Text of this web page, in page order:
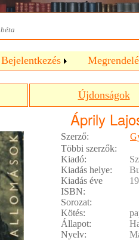
béta
Bejelentkezés
Újdonságok
Áprily
Szerző:
Többi szerzők:
Kiadó:
Kiadás helye:
Kiadás éve
ISBN:
Sorozat:
Kötés:
Állapot:
Nyelv: